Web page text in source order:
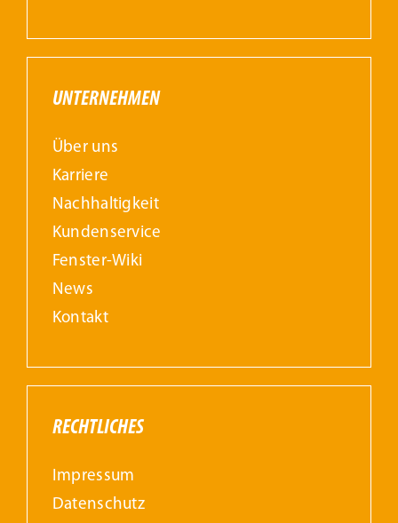
UNTERNEHMEN
Über uns
Karriere
Nachhaltigkeit
Kundenservice
Fenster-Wiki
News
Kontakt
RECHTLICHES
Impressum
Datenschutz